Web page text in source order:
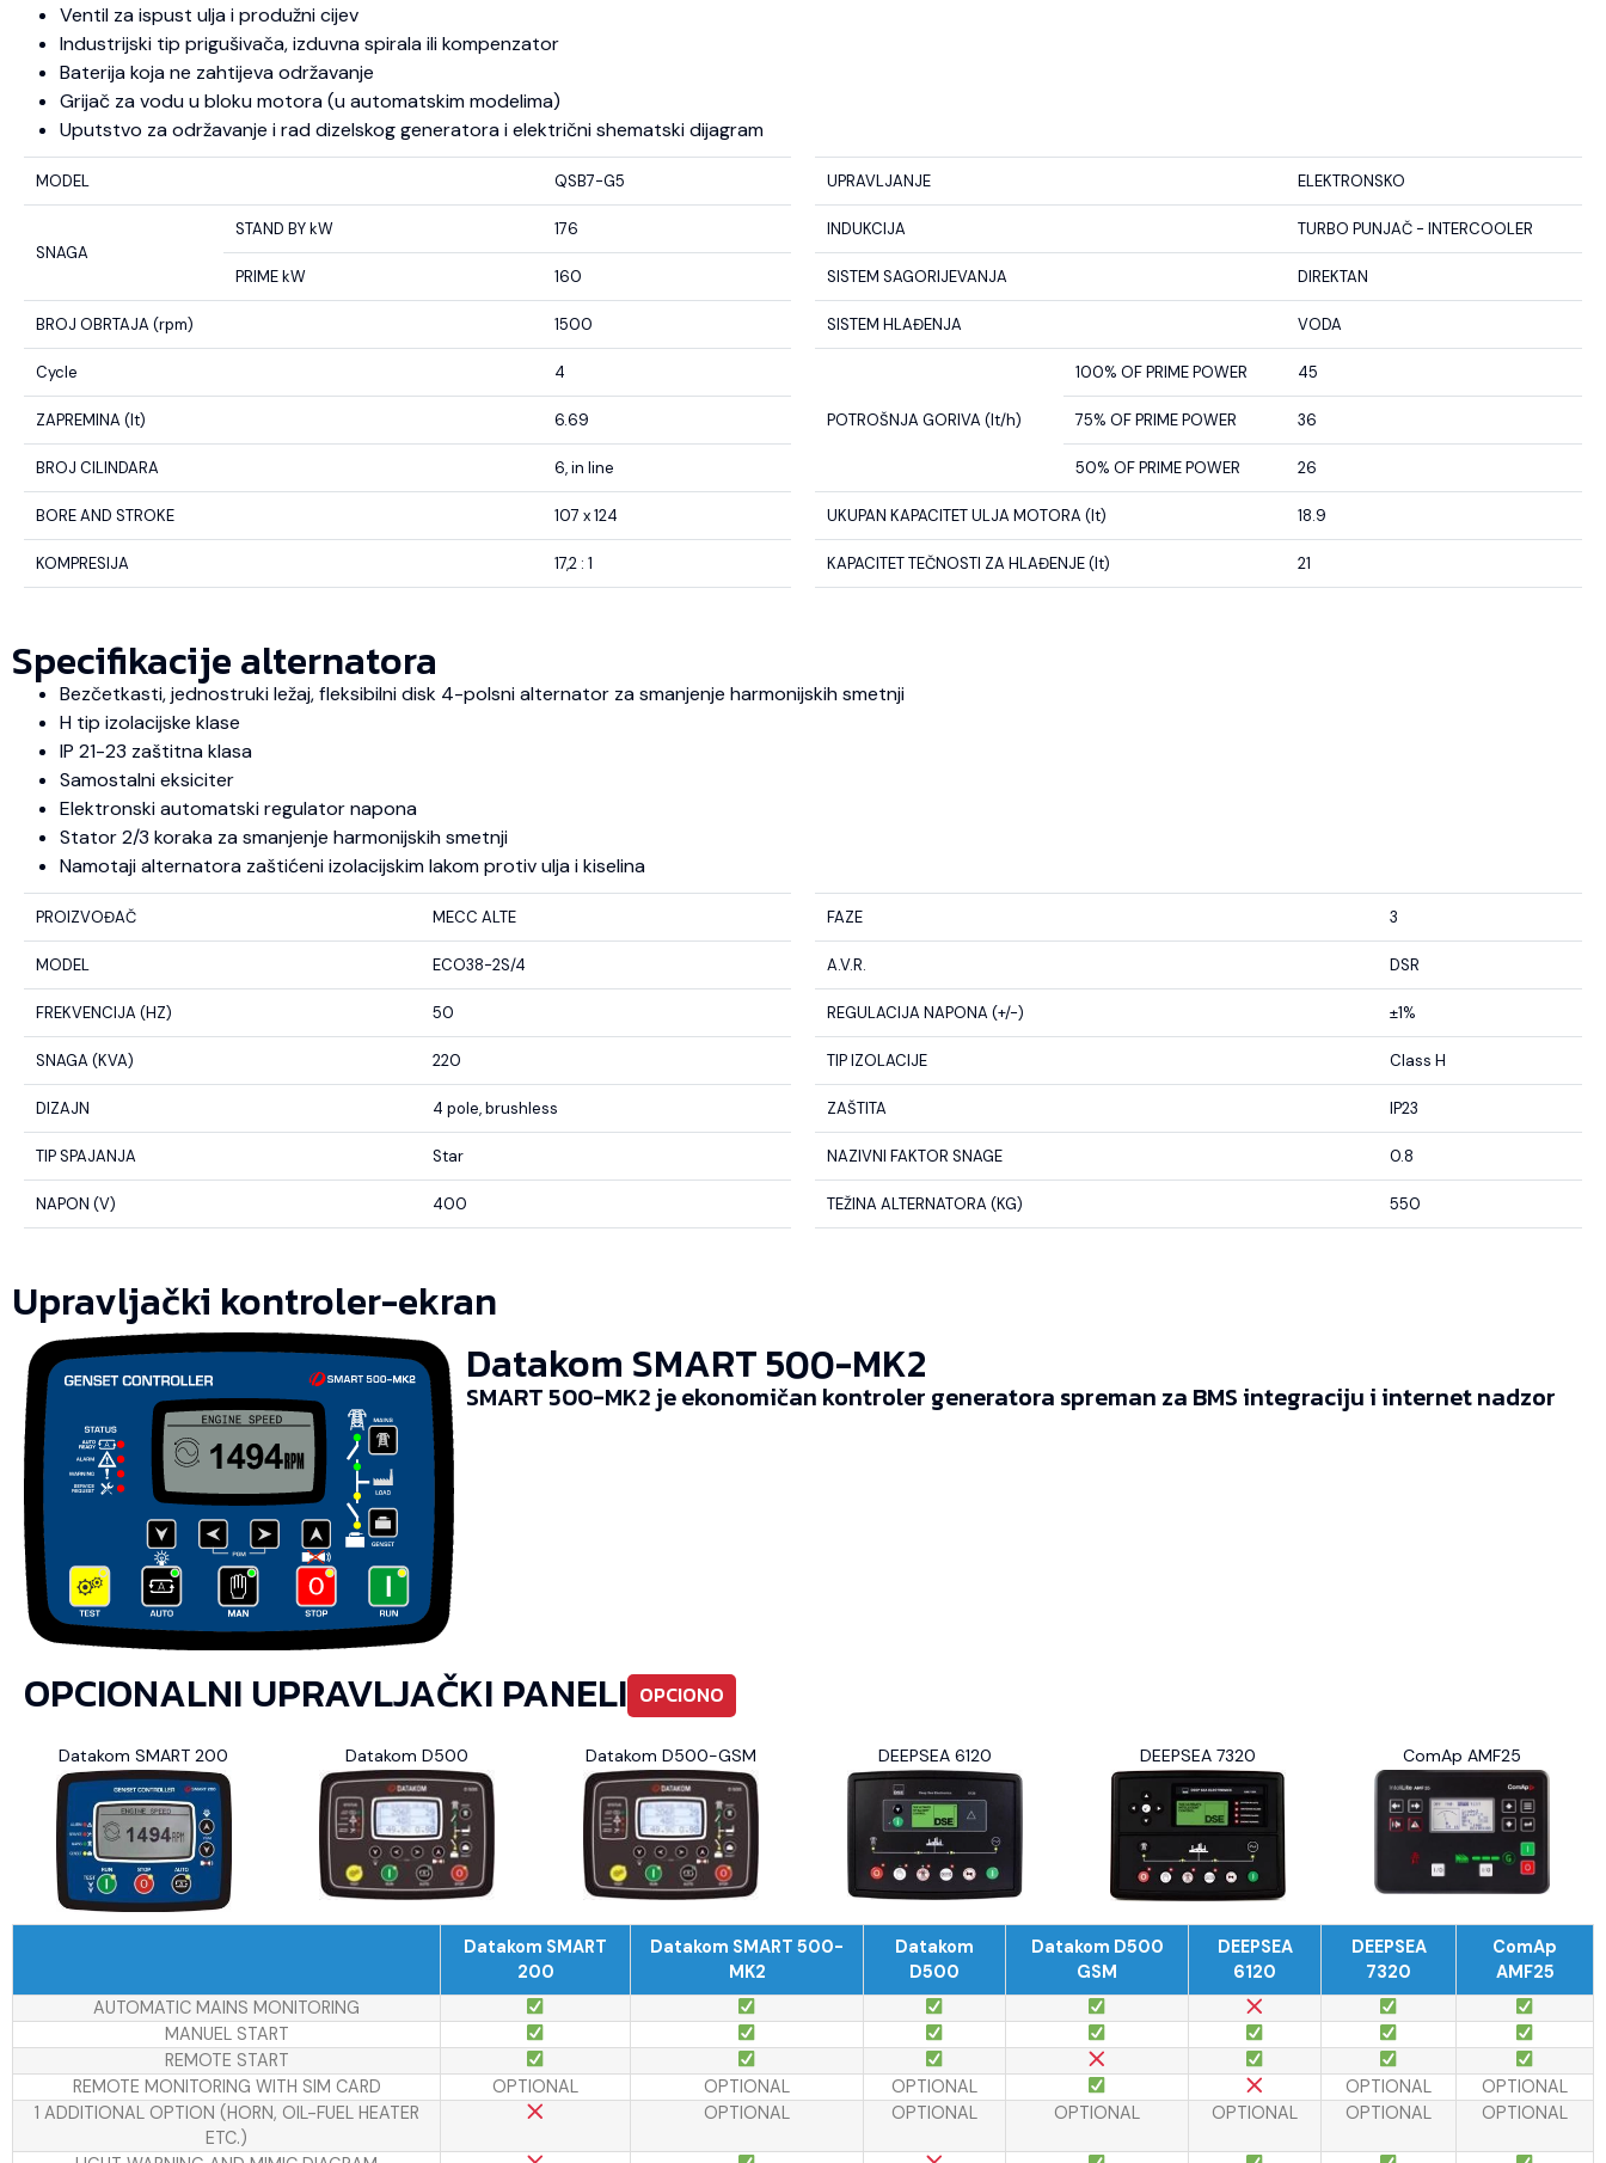
Ventil za ispust ulja i produžni cijev
Industrijski tip prigušivača, izduvna spirala ili kompenzator
Baterija koja ne zahtijeva održavanje
Grijač za vodu u bloku motora (u automatskim modelima)
Uputstvo za održavanje i rad dizelskog generatora i električni shematski dijagram
MODEL QSB7-G5
SNAGA
STAND BY kW 176
PRIME kW 160
BROJ OBRTAJA (rpm) 1500
Cycle 4
ZAPREMINA (lt) 6.69
BROJ CILINDARA 6, in line
BORE AND STROKE 107 x 124
KOMPRESIJA 17,2 : 1
UPRAVLJANJE ELEKTRONSKO
INDUKCIJA TURBO PUNJAČ - INTERCOOLER
SISTEM SAGORIJEVANJA DIREKTAN
SISTEM HLAĐENJA VODA
POTROŠNJA GORIVA (lt/h)
100% OF PRIME POWER 45
75% OF PRIME POWER 36
50% OF PRIME POWER 26
UKUPAN KAPACITET ULJA MOTORA (lt) 18.9
KAPACITET TEČNOSTI ZA HLAĐENJE (lt) 21
Specifikacije alternatora
Bezčetkasti, jednostruki ležaj, fleksibilni disk 4-polsni alternator za smanjenje harmonijskih smetnji
H tip izolacijske klase
IP 21-23 zaštitna klasa
Samostalni eksiciter
Elektronski automatski regulator napona
Stator 2/3 koraka za smanjenje harmonijskih smetnji
Namotaji alternatora zaštićeni izolacijskim lakom protiv ulja i kiselina
PROIZVOĐAČ MECC ALTE
MODEL ECO38-2S/4
FREKVENCIJA (HZ) 50
SNAGA (KVA) 220
DIZAJN 4 pole, brushless
TIP SPAJANJA Star
NAPON (V) 400
FAZE 3
A.V.R. DSR
REGULACIJA NAPONA (+/-) ±1%
TIP IZOLACIJE Class H
ZAŠTITA IP23
NAZIVNI FAKTOR SNAGE 0.8
TEŽINA ALTERNATORA (KG) 550
Upravljački kontroler-ekran
Datakom SMART 500-MK2
SMART 500-MK2 je ekonomičan kontroler generatora spreman za BMS integraciju i internet nadzor
OPCIONALNI UPRAVLJAČKI PANELI OPCIONO
Datakom SMART 200 Datakom D500 Datakom D500-GSM DEEPSEA 6120 DEEPSEA 7320 ComAp AMF25
Datakom SMART
200
Datakom SMART 500-
MK2
Datakom
D500
Datakom D500
GSM
DEEPSEA
6120
DEEPSEA
7320
ComAp
AMF25
AUTOMATIC MAINS MONITORING
MANUEL START
REMOTE START
REMOTE MONITORING WITH SIM CARD
OPTIONAL OPTIONAL OPTIONAL OPTIONAL
OPTIONAL
1 ADDITIONAL OPTION (HORN, OIL-FUEL HEATER
ETC.)
OPTIONAL OPTIONAL OPTIONAL OPTIONAL OPTIONAL OPTIONAL